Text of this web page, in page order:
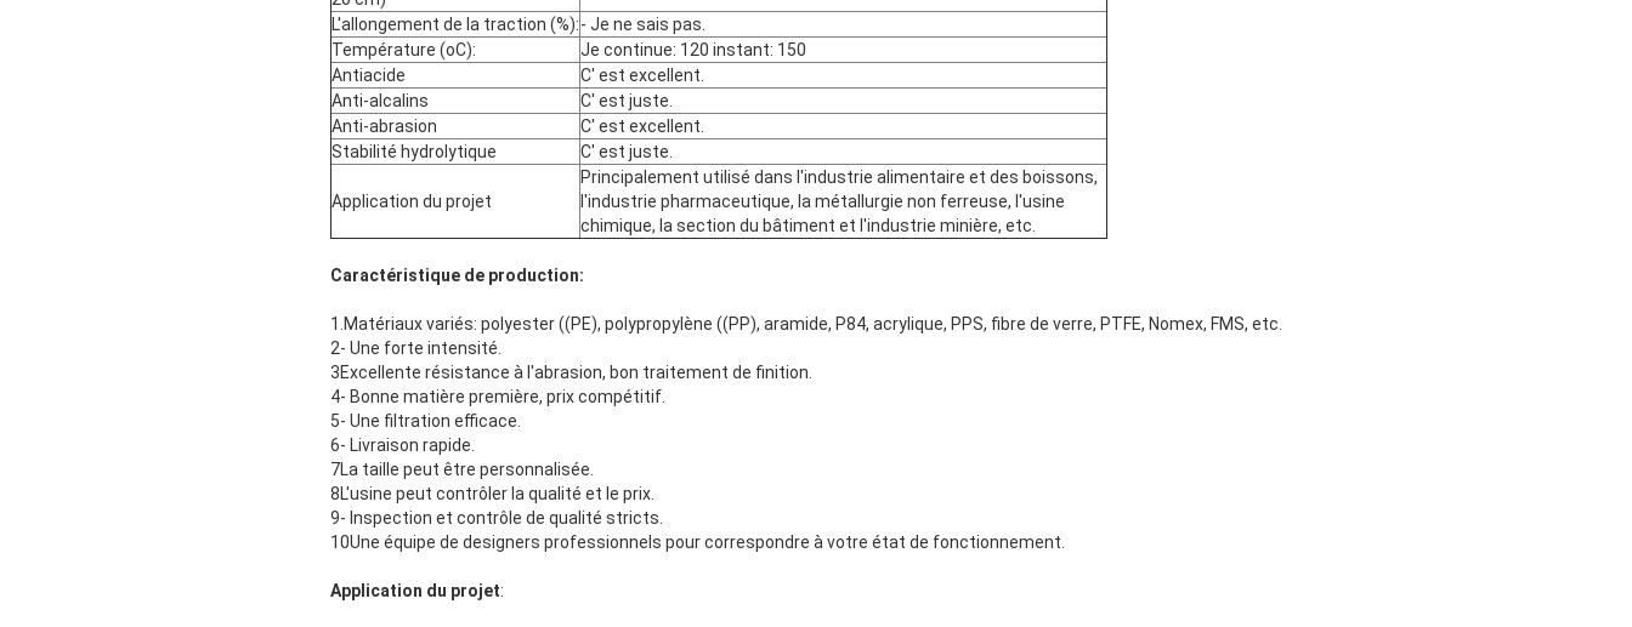
L'allongement de la traction (%):- Je ne sais pas.
Température (oC):
Je continue: 120 instant: 150
Antiacide
C' est excellent.
Anti-alcalins
C' est juste.
Anti-abrasion
C' est excellent.
Stabilité hydrolytique
C' est juste.
Application du projet
Principalement utilisé dans l'industrie alimentaire et des boissons,
l'industrie pharmaceutique, la métallurgie non ferreuse, l'usine
chimique, la section du bâtiment et l'industrie minière, etc.
Caractéristique de production:
1.Matériaux variés: polyester ((PE), polypropylène ((PP), aramide, P84, acrylique, PPS, fibre de verre, PTFE, Nomex, FMS, etc.
2- Une forte intensité.
3Excellente résistance à l'abrasion, bon traitement de finition.
4- Bonne matière première, prix compétitif.
5- Une filtration efficace.
6- Livraison rapide.
7La taille peut être personnalisée.
8L'usine peut contrôler la qualité et le prix.
9- Inspection et contrôle de qualité stricts.
10Une équipe de designers professionnels pour correspondre à votre état de fonctionnement.
Application du projet: